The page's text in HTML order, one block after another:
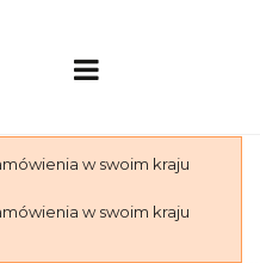
w swoim kraju
w swoim kraju